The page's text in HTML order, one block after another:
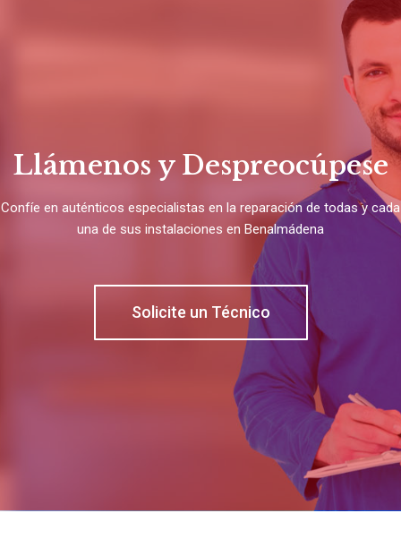
Llámenos y Despreocúpese
Confíe en auténticos especialistas en la reparación de todas y cada
una de sus instalaciones en Benalmádena
Solicite un Técnico